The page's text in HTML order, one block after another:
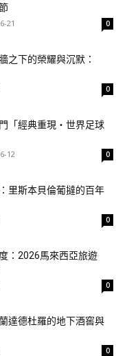
21 0
之下的榮耀與沉默：
0
「經典重現・世界足球
12 0
里斯本貝倫葡撻的百年
0
：2026馬來西亞旅遊
0
達德杜羅的地下酒窖與
0